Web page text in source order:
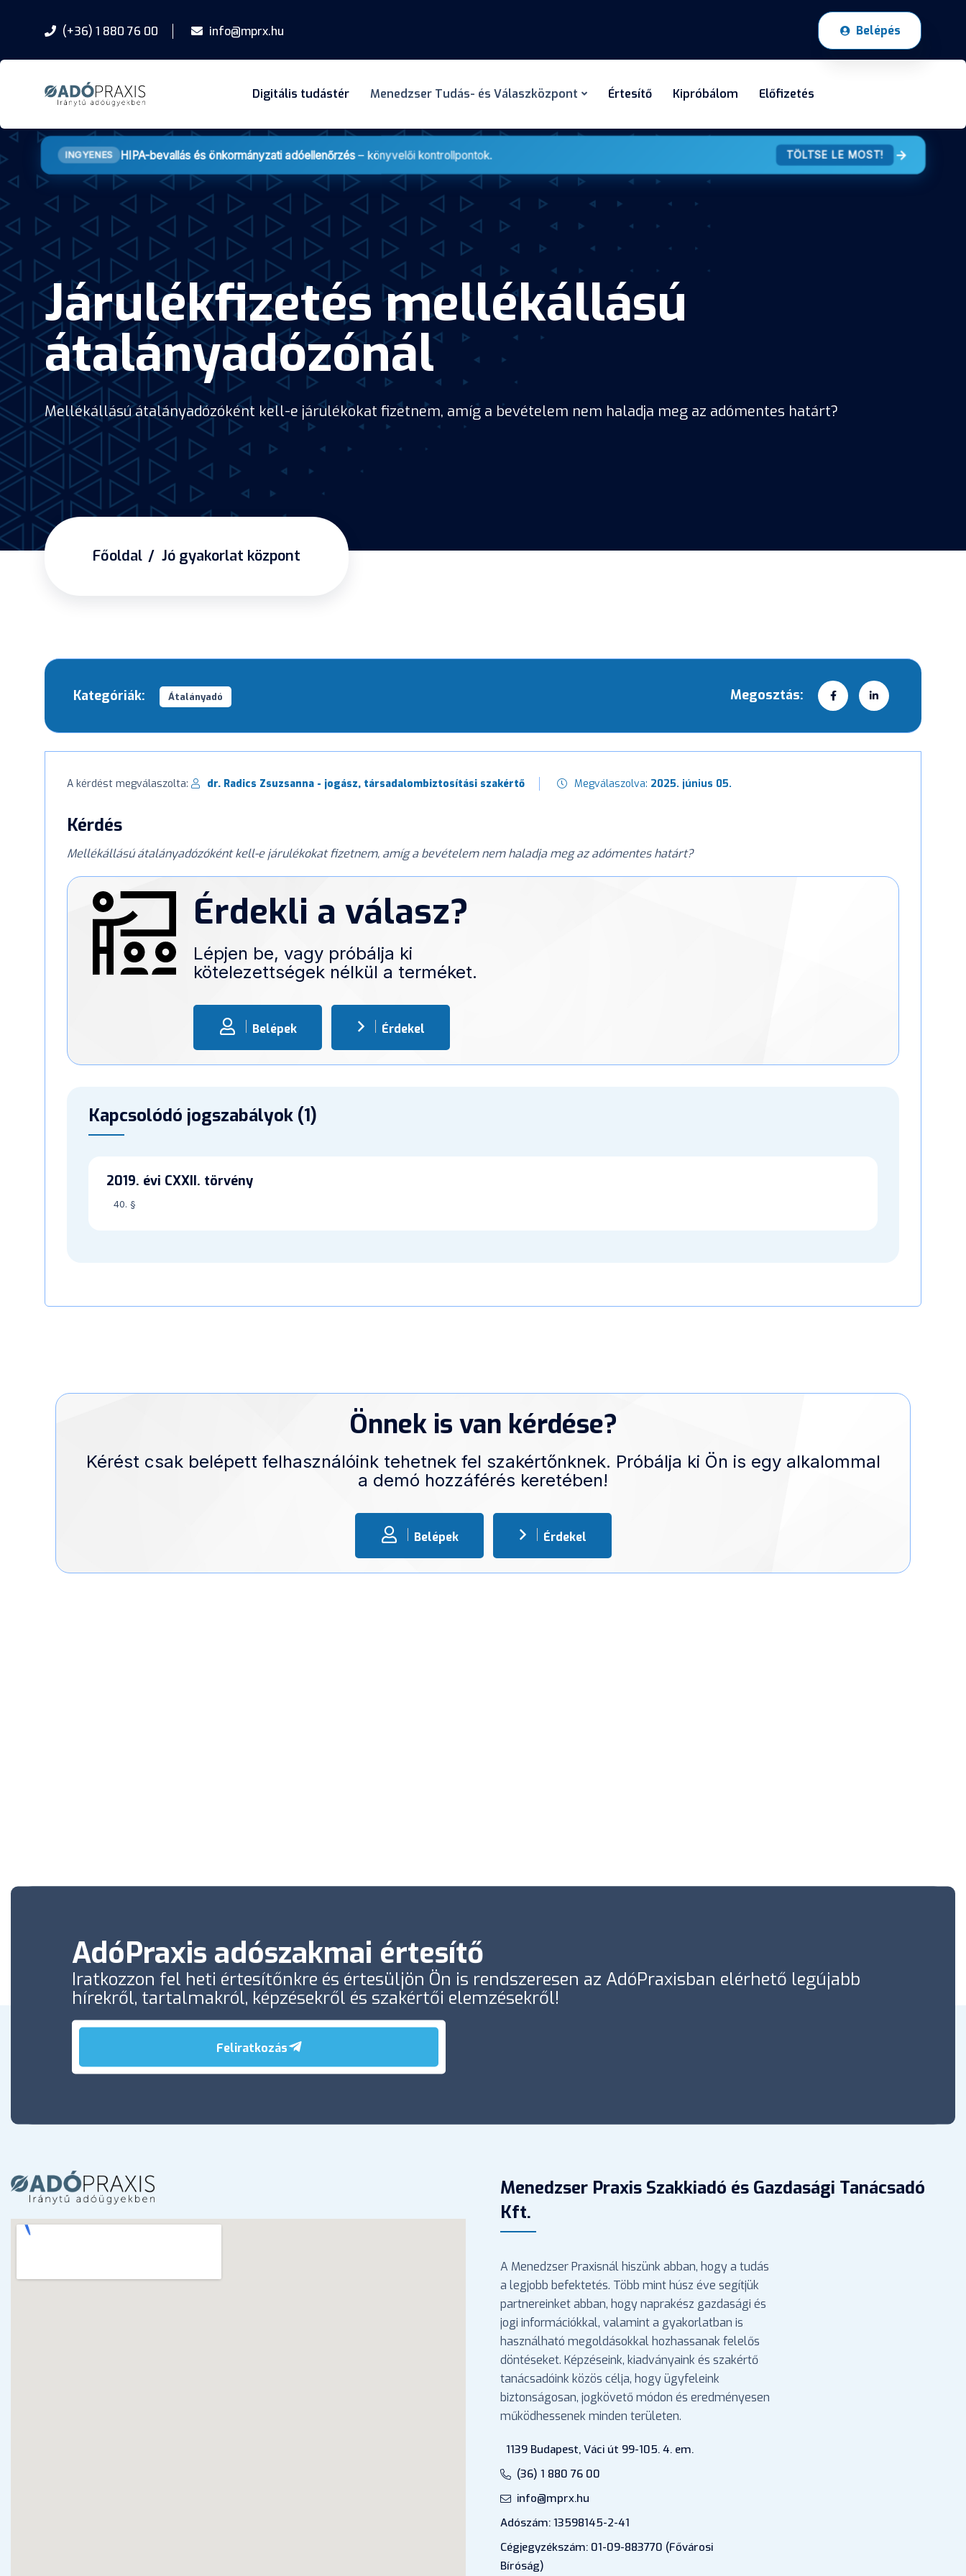
(+36) 1 880 76 00 info@mprx.hu Belépés
Digitális tudástér Menedzser Tudás- és Válaszközpont Értesítő Kipróbálom Előfizetés
INGYENES HIPA-bevallás és önkormányzati adóellenőrzés– könyvelői kontrollpontok. TÖLTSE LE MOST!
Járulékfizetés mellékállású
átalányadózónál
Mellékállású átalányadózóként kell-e járulékokat fizetnem, amíg a bevételem nem haladja meg az adómentes határt?
Főoldal Jó gyakorlat központ
Kategóriák: Átalányadó Megosztás:
A kérdést megválaszolta: dr. Radics Zsuzsanna - jogász, társadalombiztosítási szakértő Megválaszolva: 2025. június 05.
Kérdés
Mellékállású átalányadózóként kell-e járulékokat fizetnem, amíg a bevételem nem haladja meg az adómentes határt?
Érdekli a válasz?
Lépjen be, vagy próbálja ki
kötelezettségek nélkül a terméket.
Belépek Érdekel
Kapcsolódó jogszabályok (1)
2019. évi CXXII. törvény
40. §
Önnek is van kérdése?
Kérést csak belépett felhasználóink tehetnek fel szakértőnknek. Próbálja ki Ön is egy alkalommal
a demó hozzáférés keretében!
Belépek Érdekel
AdóPraxis adószakmai értesítő
Iratkozzon fel heti értesítőnkre és értesüljön Ön is rendszeresen az AdóPraxisban elérhető legújabb
hírekről, tartalmakról, képzésekről és szakértői elemzésekről!
Feliratkozás
Menedzser Praxis Szakkiadó és Gazdasági Tanácsadó
Kft.
A Menedzser Praxisnál hiszünk abban, hogy a tudás
a legjobb befektetés. Több mint húsz éve segítjük
partnereinket abban, hogy naprakész gazdasági és
jogi információkkal, valamint a gyakorlatban is
használható megoldásokkal hozhassanak felelős
döntéseket. Képzéseink, kiadványaink és szakértő
tanácsadóink közös célja, hogy ügyfeleink
biztonságosan, jogkövető módon és eredményesen
működhessenek minden területen.
1139 Budapest, Váci út 99-105. 4. em.
(36) 1 880 76 00
info@mprx.hu
Adószám: 13598145-2-41
Cégjegyzékszám: 01-09-883770 (Fővárosi
Bíróság)